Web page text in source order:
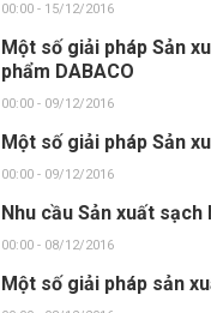
00:00 - 15/12/2016
Một số giải pháp Sản
phẩm DABACO
00:00 - 09/12/2016
Một số giải pháp Sản
00:00 - 09/12/2016
Nhu cầu Sản xuất
00:00 - 08/12/2016
Một số giải pháp sản